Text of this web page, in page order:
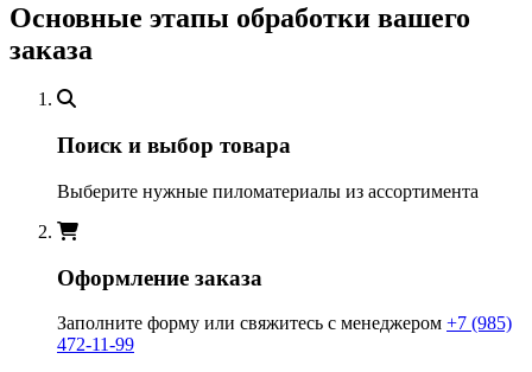
Основные этапы обработки вашего
заказа
Поиск и выбор товара
Выберите нужные пиломатериалы из ассортимента
Оформление заказа
Заполните форму или свяжитесь с менеджером +7 (985)
472-11-99